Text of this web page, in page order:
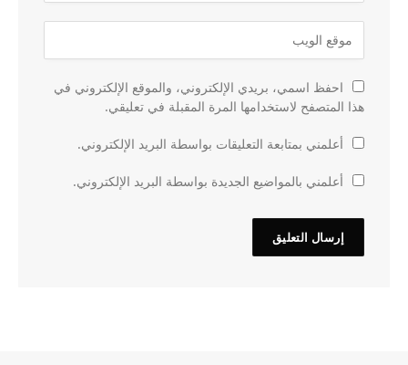
احفظ اسمي، بريدي الإلكتروني، والموقع الإلكتروني في
هذا المتصفح لاستخدامها المرة المقبلة في تعليقي.
أعلمني بمتابعة التعليقات بواسطة البريد الإلكتروني.
أعلمني بالمواضيع الجديدة بواسطة البريد الإلكتروني.